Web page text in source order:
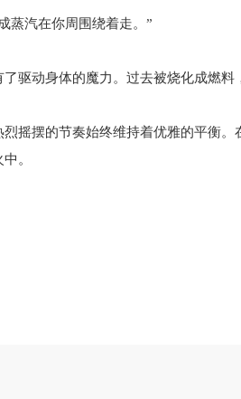
蒸汽在你周围绕着走。”
驱动身体的魔力。过去被烧化成燃料
摇摆的节奏始终维持着优雅的平衡
。